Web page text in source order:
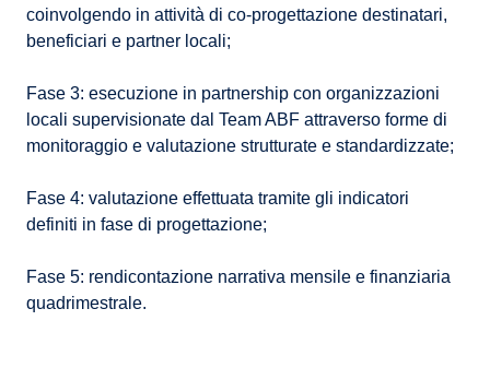
coinvolgendo in attività di co-progettazione destinatari,
beneficiari e partner locali;
Fase 3: esecuzione in partnership con organizzazioni
locali supervisionate dal Team ABF attraverso forme di
monitoraggio e valutazione strutturate e standardizzate;
Fase 4: valutazione effettuata tramite gli indicatori
definiti in fase di progettazione;
Fase 5: rendicontazione narrativa mensile e finanziaria
quadrimestrale.